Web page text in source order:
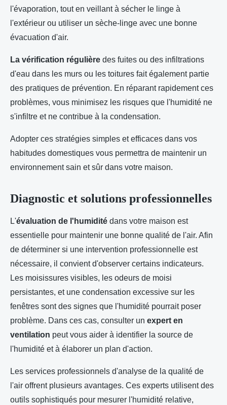
l'évaporation, tout en veillant à sécher le linge à
l'extérieur ou utiliser un sèche-linge avec une bonne
évacuation d'air.
La vérification régulière des fuites ou des infiltrations
d'eau dans les murs ou les toitures fait également partie
des pratiques de prévention. En réparant rapidement ces
problèmes, vous minimisez les risques que l'humidité ne
s'infiltre et ne contribue à la condensation.
Adopter ces stratégies simples et efficaces dans vos
habitudes domestiques vous permettra de maintenir un
environnement sain et sûr dans votre maison.
Diagnostic et solutions professionnelles
L'évaluation de l'humidité dans votre maison est
essentielle pour maintenir une bonne qualité de l'air. Afin
de déterminer si une intervention professionnelle est
nécessaire, il convient d'observer certains indicateurs.
Les moisissures visibles, les odeurs de moisi
persistantes, et une condensation excessive sur les
fenêtres sont des signes que l'humidité pourrait poser
problème. Dans ces cas, consulter un expert en
ventilation peut vous aider à identifier la source de
l'humidité et à élaborer un plan d'action.
Les services professionnels d'analyse de la qualité de
l'air offrent plusieurs avantages. Ces experts utilisent des
outils sophistiqués pour mesurer l'humidité relative,